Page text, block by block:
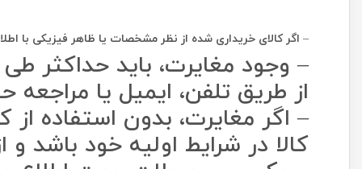
– اگر کالای خریداری شده از نظر مشخصات یا ظاهر فیزیکی با
از طریق تلفن، ایمیل یا
– اگر مغایرت، بدون استفاده
کالا در شرایط اولیه خود باشد